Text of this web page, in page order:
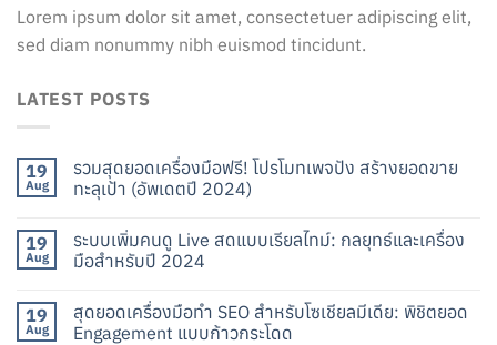
Lorem ipsum dolor sit amet, consectetuer adipiscing elit,
sed diam nonummy nibh euismod tincidunt.
LATEST POSTS
19
Aug
รวมสุดยอดเครื่องมือฟรี! โปรโมทเพจปัง สร้างยอดขาย
ทะลุเป้า (อัพเดตปี 2024)
19
Aug
ระบบเพิ่มคนดู Live สดแบบเรียลไทม์: กลยุทธ์และเครื่อง
มือสำหรับปี 2024
19
Aug
สุดยอดเครื่องมือทำ SEO สำหรับโซเชียลมีเดีย: พิชิตยอด
Engagement แบบก้าวกระโดด